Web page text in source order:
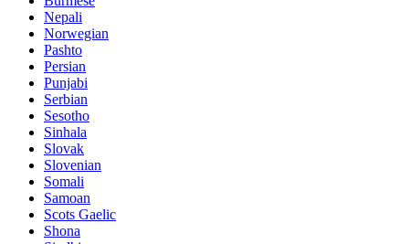
Nepali
Norwegian
Pashto
Persian
Punjabi
Serbian
Sesotho
Sinhala
Slovak
Slovenian
Somali
Samoan
Scots Gaelic
Shona